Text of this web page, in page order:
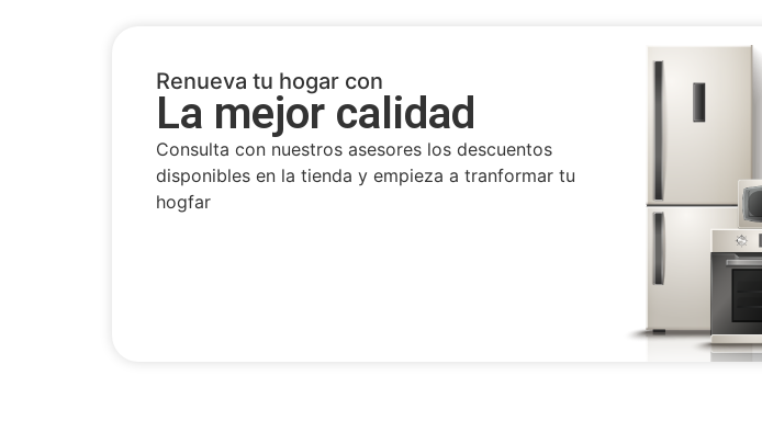
Renueva tu hogar con
La mejor calidad
Consulta con nuestros asesores los descuentos
disponibles en la tienda y empieza a tranformar tu
hogfar